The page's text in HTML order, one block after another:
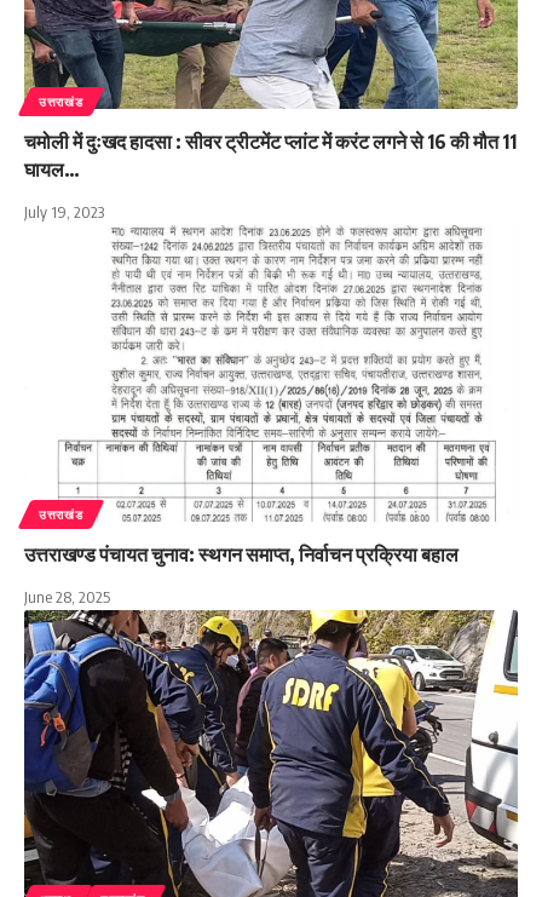
उत्तराखंड
चमोली में दुःखद हादसा : सीवर ट्रीटमेंट प्लांट में करंट लगने से 16 की मौत 11
घायल…
July 19, 2023
उत्तराखंड
उत्तराखण्ड पंचायत चुनाव: स्थगन समाप्त, निर्वाचन प्रक्रिया बहाल
June 28, 2025